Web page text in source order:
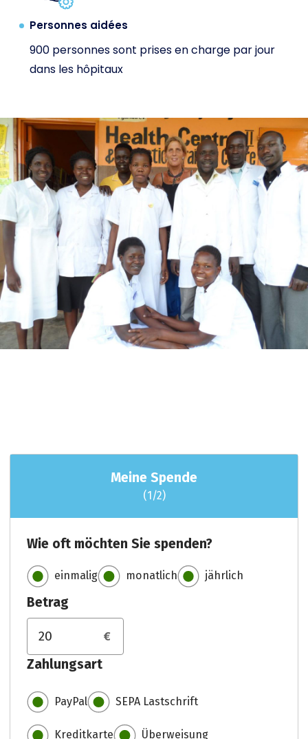
Personnes aidées
900 personnes sont prises en charge par jour
dans les hôpitaux